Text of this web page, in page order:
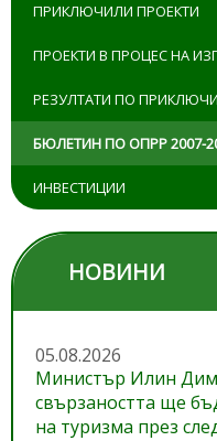
ПРИКЛЮЧИЛИ ПРОЕКТИ
ПРОЕКТИ В ПРОЦЕС НА
РЕЗУЛТАТИ ПО
БЮЛЕТИН ПО ОПРР 2007-
ИНВЕСТИЦИИ
НОВИНИ
05.08.2026
Министър Илин
свързаността ще
на туризма през